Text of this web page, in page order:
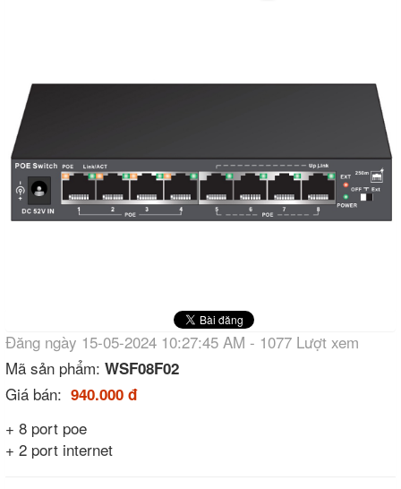
Đăng ngày 15-05-2024 10:27:45 AM - 1077 Lượt xem
Mã sản phẩm: WSF08F02
Giá bán: 940.000 đ
+ 8 port poe
+ 2 port internet